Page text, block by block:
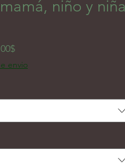
niño y
Prezzo scontato
envio